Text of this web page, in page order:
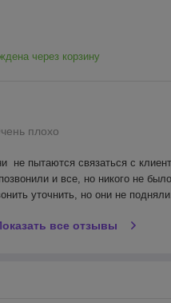
через корзину
плохо
не пытаются связаться с
и все, но никого не
уточнить, но они не
все отзывы